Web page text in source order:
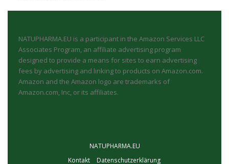
NATUPHARMA.EU is a participant in the Amazon Services LLC
Associates Program, an affiliate advertising program
designed to provide a means for sites to earn advertising
fees by advertising and linking to products on Amazon.com.
Amazon and the Amazon logo are trademarks of
Amazon.com, Inc, or its affiliates.
NATUPHARMA.EU
Kontakt
Datenschutzerklärung